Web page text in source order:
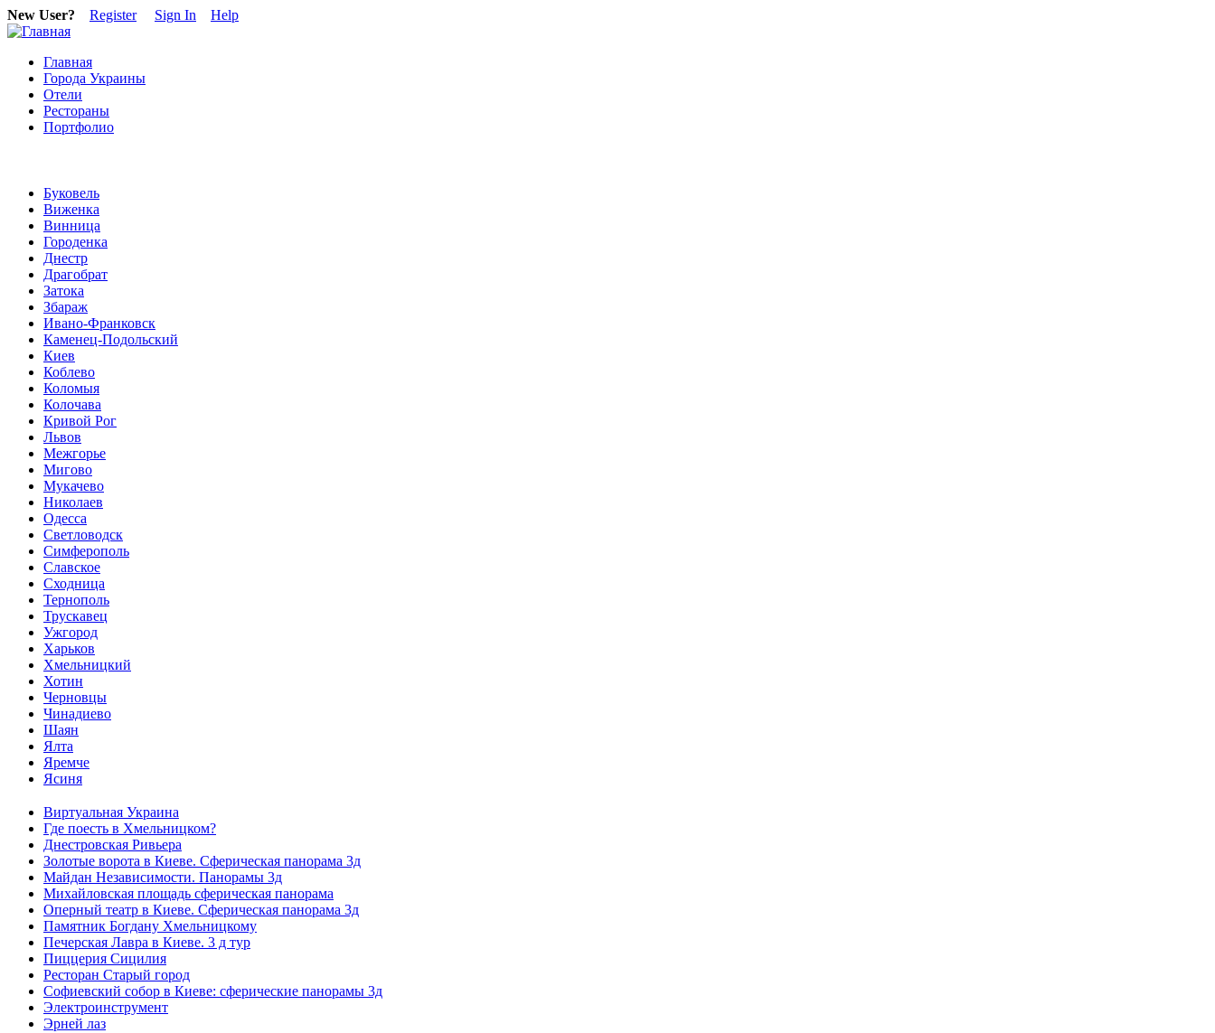
New User? Register Sign In Help
Главная
Города Украины
Отели
Рестораны
Портфолио
Буковель
Виженка
Винница
Городенка
Днестр
Драгобрат
Затока
Збараж
Ивано-Франковск
Каменец-Подольский
Киев
Коблево
Коломыя
Колочава
Кривой Рог
Львов
Межгорье
Мигово
Мукачево
Николаев
Одесса
Светловодск
Симферополь
Славское
Сходница
Тернополь
Трускавец
Ужгород
Харьков
Хмельницкий
Хотин
Черновцы
Чинадиево
Шаян
Ялта
Яремче
Ясиня
Виртуальная Украина
Где поесть в Хмельницком?
Днестровская Ривьера
Золотые ворота в Киеве. Сферическая панорама 3д
Майдан Независимости. Панорамы 3д
Михайловская площадь сферическая панорама
Оперный театр в Киеве. Сферическая панорама 3д
Памятник Богдану Хмельницкому
Печерская Лавра в Киеве. 3 д тур
Пиццерия Сицилия
Ресторан Старый город
Софиевский собор в Киеве: сферические панорамы 3д
Электроинструмент
Эрней лаз